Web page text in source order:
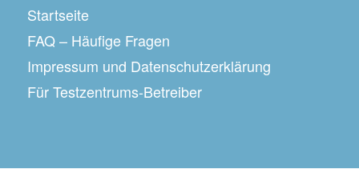
Startseite
FAQ – Häufige Fragen
Impressum und Datenschutzerklärung
Für Testzentrums-Betreiber